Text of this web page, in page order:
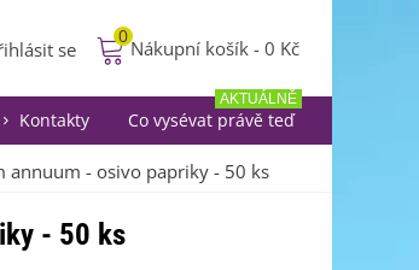
se
0
Nákupní košík - 0 Kč
Kontakty Co vysévat právě teď
AKTUÁLNĚ
annuum - osivo papriky - 50 ks
- 50 ks